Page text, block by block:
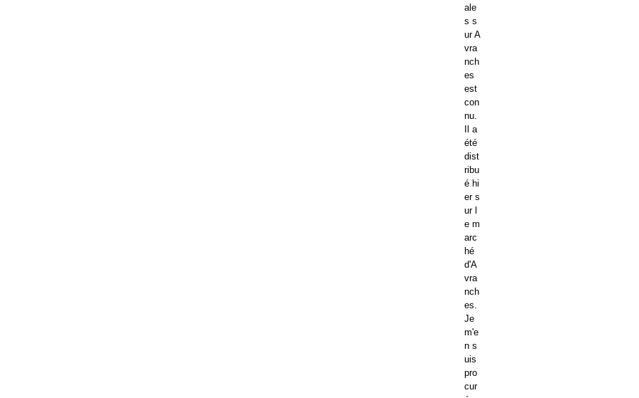
ale
s s
ur A
vra
nch
es
est
con
nu.
Il a
été
dist
ribu
é hi
er s
ur l
e m
arc
hé
d'A
vra
nch
es.
Je
m'e
n s
uis
pro
cur